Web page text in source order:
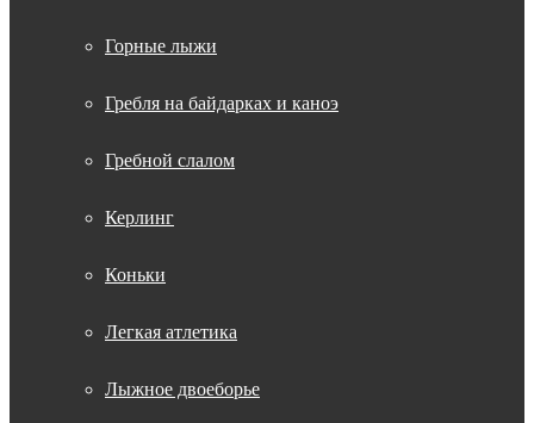
Горные лыжи
Гребля на байдарках и каноэ
Гребной слалом
Керлинг
Коньки
Легкая атлетика
Лыжное двоеборье